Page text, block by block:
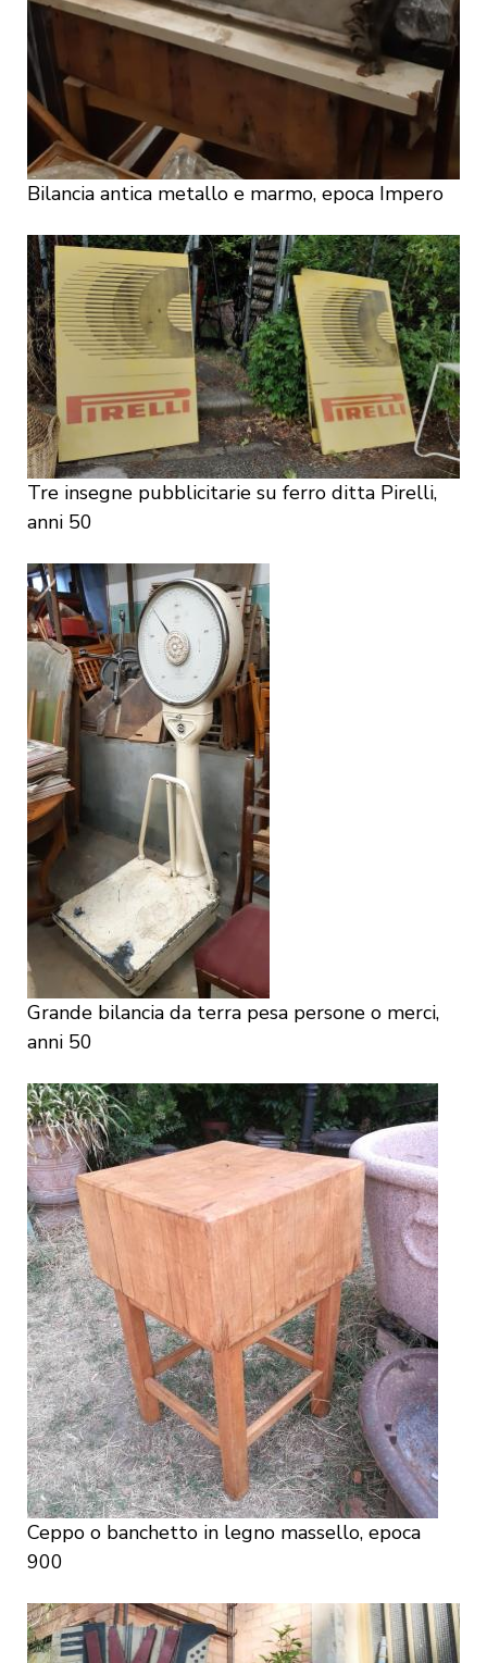
Bilancia antica metallo e marmo, epoca Impero
Tre insegne pubblicitarie su ferro ditta Pirelli,
anni 50
Grande bilancia da terra pesa persone o merci,
anni 50
Ceppo o banchetto in legno massello, epoca
900